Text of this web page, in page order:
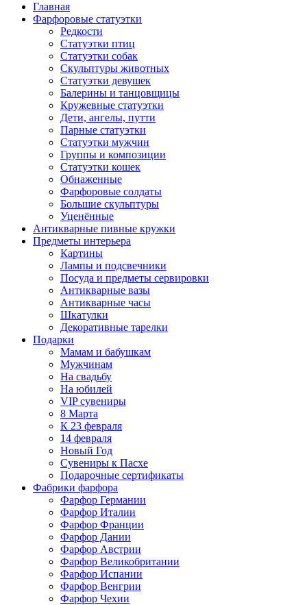
Главная
Фарфоровые статуэтки
Редкости
Cтатуэтки птиц
Cтатуэтки собак
Скульптуры животных
Статуэтки девушек
Балерины и танцовщицы
Кружевные статуэтки
Дети, ангелы, путти
Парные статуэтки
Статуэтки мужчин
Группы и композиции
Статуэтки кошек
Обнаженные
Фарфоровые солдаты
Большие скульптуры
Уценённые
Антикварные пивные кружки
Предметы интерьера
Картины
Лампы и подсвечники
Посуда и предметы сервировки
Антикварные вазы
Антикварные часы
Шкатулки
Декоративные тарелки
Подарки
Мамам и бабушкам
Мужчинам
На свадьбу
На юбилей
VIP сувениры
8 Марта
К 23 февраля
14 февраля
Новый Год
Сувениры к Пасхе
Подарочные сертификаты
Фабрики фарфора
Фарфор Германии
Фарфор Италии
Фарфор Франции
Фарфор Дании
Фарфор Австрии
Фарфор Великобритании
Фарфор Испании
Фарфор Венгрии
Фарфор Чехии